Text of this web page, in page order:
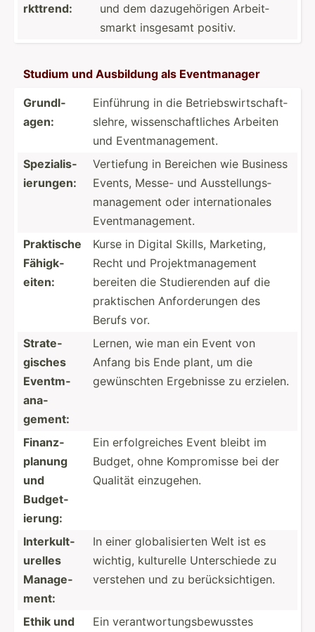
rkt­trend:
und dem dazuge­hörigen Arbeit­
smarkt insgesamt positiv.
Studium und Ausbildung als Eventm­anager
Grundl­
agen:
Einführung in die Betrie­bsw­irt­sch­aft­
slehre, wissen­sch­aft­liches Arbeiten
und Eventm­ana­gement.
Spezia­lis­
ier­ungen:
Vertiefung in Bereichen wie Business
Events, Messe- und Ausste­llu­ngs­
man­agement oder intern­ati­onales
Eventm­ana­gement.
Praktische
Fähigk­
eiten:
Kurse in Digital Skills, Marketing,
Recht und Projek­tma­nag­ement
bereiten die Studie­renden auf die
prakti­schen Anford­erungen des
Berufs vor.
Strate­
gisches
Eventm­
ana­
gement:
Lernen, wie man ein Event von
Anfang bis Ende plant, um die
gewüns­chten Ergebnisse zu erzielen.
Finanz­
planung
und
Budget­
ierung:
Ein erfolg­reiches Event bleibt im
Budget, ohne Kompro­misse bei der
Qualität einzug­ehen.
Interk­ult­
urelles
Manage­
ment:
In einer global­isi­erten Welt ist es
wichtig, kulturelle Unters­chiede zu
verstehen und zu berück­sic­htigen.
Ethik und
Ein verant­wor­tun­gsb­ewu­sstes